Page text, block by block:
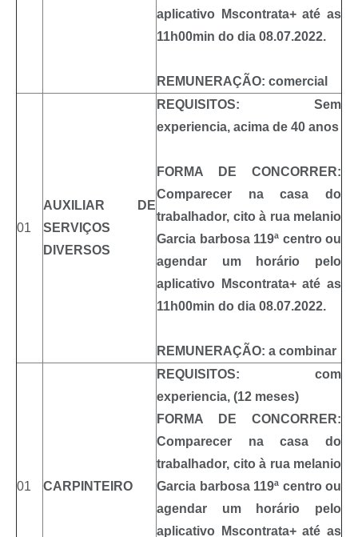
aplicativo Mscontrata+ até as
11h00min do dia 08.07.2022.
REMUNERAÇÃO: comercial
01
AUXILIAR DE
SERVIÇOS
DIVERSOS
REQUISITOS: Sem
experiencia, acima de 40 anos
FORMA DE CONCORRER:
Comparecer na casa do
trabalhador, cito à rua melanio
Garcia barbosa 119ª centro ou
agendar um horário pelo
aplicativo Mscontrata+ até as
11h00min do dia 08.07.2022.
REMUNERAÇÃO: a combinar
01 CARPINTEIRO
REQUISITOS: com
experiencia, (12 meses)
FORMA DE CONCORRER:
Comparecer na casa do
trabalhador, cito à rua melanio
Garcia barbosa 119ª centro ou
agendar um horário pelo
aplicativo Mscontrata+ até as